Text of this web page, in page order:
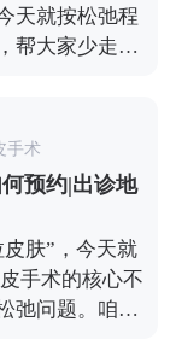
，就是为了避
过度担心。现
基本看不出
五官变形、表
问题，我临床
解剖结构的熟
情自然。 说到
生的技术和经
年轻化。 想知
以去官方媒体
天就按松弛程
帮大家少走弯
先选非手术方
胶原再生，让
即时改善轻微
响正常生活。
、法令纹明
有限，就可以
能精准解决局
手术
预约|出诊地
肤”，今天就
弛问题。咱们